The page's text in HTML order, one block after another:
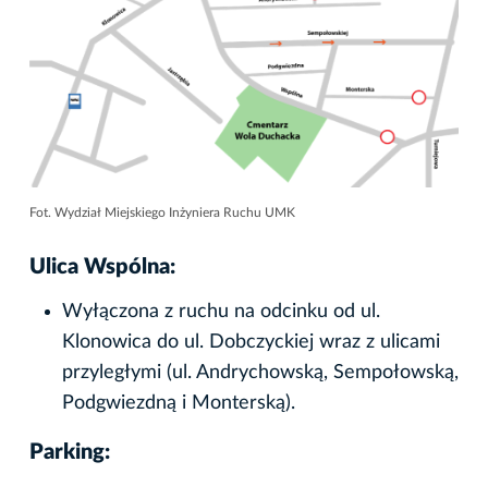
Fot. Wydział Miejskiego Inżyniera Ruchu UMK
Ulica Wspólna:
Wyłączona z ruchu na odcinku od ul.
Klonowica do ul. Dobczyckiej wraz z ulicami
przyległymi (ul. Andrychowską, Sempołowską,
Podgwiezdną i Monterską).
Parking: